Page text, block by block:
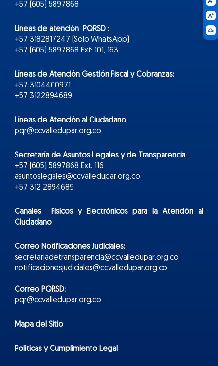
+57 (605) 5897868
Líneas de atención PQRSD :
+57 3182817247 (Solo WhatsApp)
+57 (605) 5897868 Ext: 101, 163
Líneas de Atención Gestión Fiscal y Cobranzas:
+57 3104400971
+57 3122894689
Líneas de Atención al Ciudadano
pqr@ccvalledupar.org.co
Secretaría de Asuntos Legales y de Transparencia
+57 (605) 5897868 Ext. 116
asuntoslegales@ccvalledupar.org.co
+57 312 2894689
Canales Físicos yElectrónicospara la Atención al
Ciudadano
Correo Notificaciones Judiciales:
secretariadetransparencia@ccvalledupar.org.co
notificacionesjudiciales@ccvalledupar.org.co
Correo PQRSD:
pqr@ccvalledupar.org.co
Mapa del Sitio
Políticas y Cumplimiento Legal